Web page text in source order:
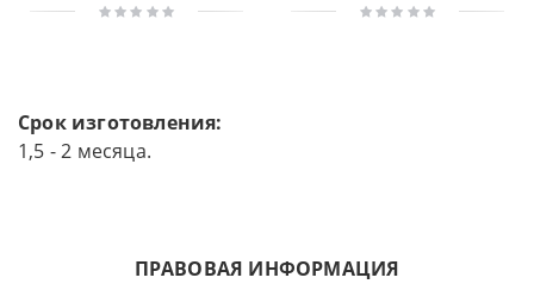
Срок изготовления:
1,5 - 2 месяца.
ПРАВОВАЯ ИНФОРМАЦИЯ